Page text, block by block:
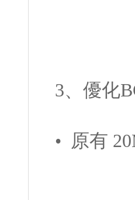
3、優化
• 原有